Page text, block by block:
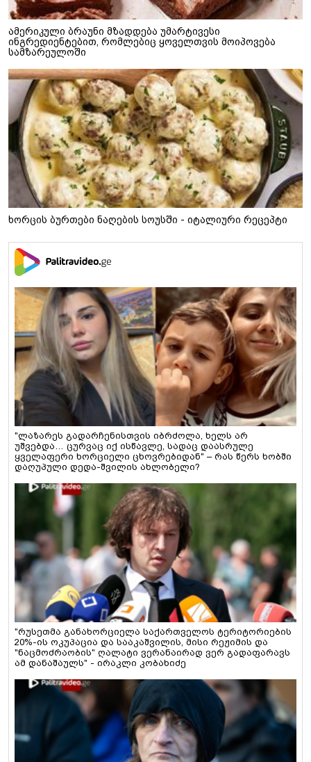
ამერიკული ბრაუნი მზადდება უმარტივესი
ინგრედიენტებით, რომლებიც ყოველთვის მოიპოვება
სამზარეულოში
ხორცის ბურთები ნაღების სოუსში - იტალიური რეცეპტი
"ლაზარეს გადარჩენისთვის იბრძოლა, ხელს არ
უშვებდა… ცურვაც იქ ისწავლე, სადაც დაასრულე
ყველაფერი ხორციელი ცხოვრებიდან" – რას წერს ხობში
დაღუპული დედა-შვილის ახლობელი?
"რუსეთმა განახორციელა საქართველოს ტერიტორიების
20%-ის ოკუპაცია და სააკაშვილის, მისი რეჟიმის და
"ნაცმოძრაობის" ღალატი ვერანაირად ვერ გადაფარავს
ამ დანაშაულს" - ირაკლი კობახიძე